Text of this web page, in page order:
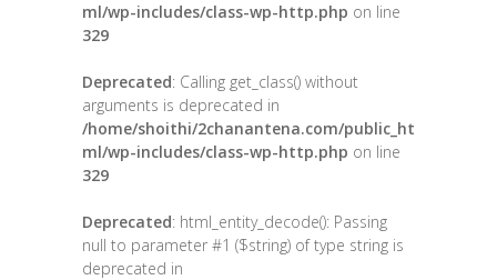
ml/wp-includes/class-wp-http.php on line
329
Deprecated: Calling get_class() without
arguments is deprecated in
/home/shoithi/2chanantena.com/public_ht
ml/wp-includes/class-wp-http.php on line
329
Deprecated: html_entity_decode(): Passing
null to parameter #1 ($string) of type string is
deprecated in